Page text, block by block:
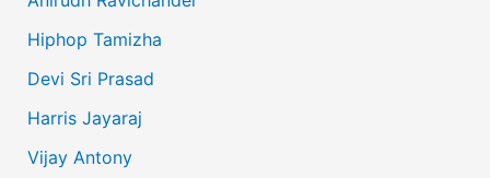
Hiphop Tamizha
Devi Sri Prasad
Harris Jayaraj
Vijay Antony